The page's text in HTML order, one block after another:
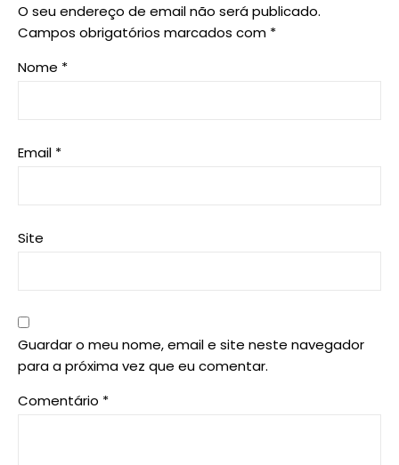
O seu endereço de email não será publicado.
Campos obrigatórios marcados com *
Nome *
Email *
Site
Guardar o meu nome, email e site neste navegador
para a próxima vez que eu comentar.
Comentário *